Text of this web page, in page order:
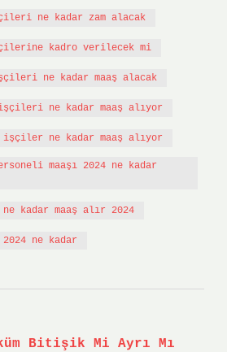
ne kadar zam alacak
kadro verilecek mi
ne kadar maaş alacak
ne kadar maaş alıyor
işçiler ne kadar maaş alıyor
maaşı 2024 ne kadar
kadar maaş alır 2024
ne kadar
Bitişik Mi Ayrı Mı